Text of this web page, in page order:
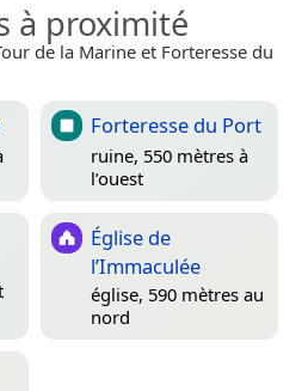
à proximité
de la Marine et Forteresse du
Forteresse du Port
ruine, 550 mètres à
l’ouest
Église de
l’Immaculée
église, 590 mètres au
nord